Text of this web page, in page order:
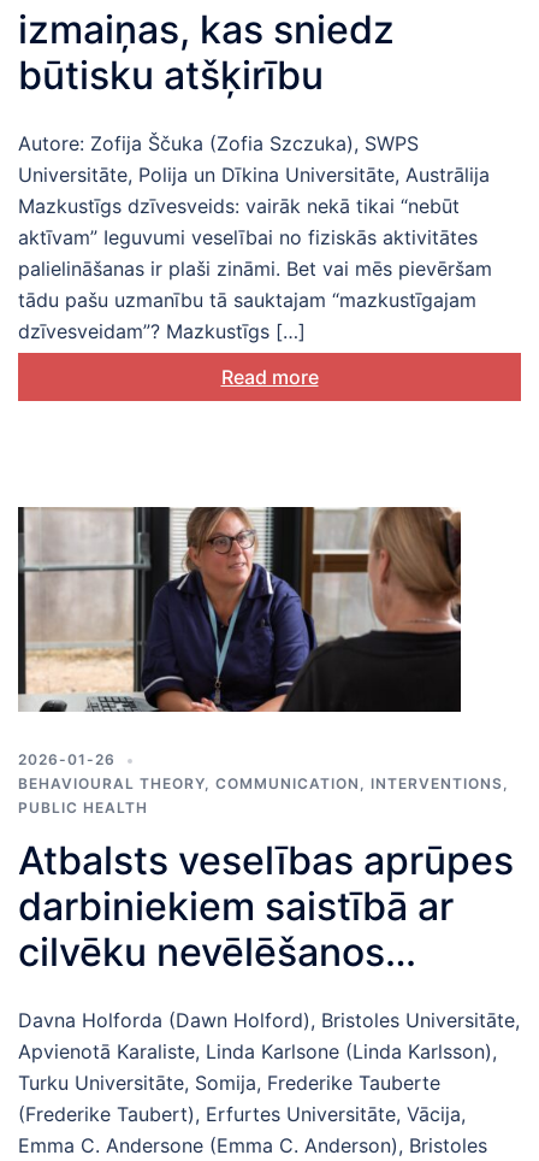
izmaiņas, kas sniedz
būtisku atšķirību
Autore: Zofija Ščuka (Zofia Szczuka), SWPS
Universitāte, Polija un Dīkina Universitāte, Austrālija
Mazkustīgs dzīvesveids: vairāk nekā tikai “nebūt
aktīvam” Ieguvumi veselībai no fiziskās aktivitātes
palielināšanas ir plaši zināmi. Bet vai mēs pievēršam
tādu pašu uzmanību tā sauktajam “mazkustīgajam
dzīvesveidam”? Mazkustīgs […]
Read more
2026-01-26
BEHAVIOURAL THEORY, COMMUNICATION , INTERVENTIONS,
PUBLIC HEALTH
Atbalsts veselības aprūpes
darbiniekiem saistībā ar
cilvēku nevēlēšanos
Davna Holforda (Dawn Holford), Bristoles Universitāte,
Apvienotā Karaliste, Linda Karlsone (Linda Karlsson),
Turku Universitāte, Somija, Frederike Tauberte
(Frederike Taubert), Erfurtes Universitāte, Vācija,
Emma C. Andersone (Emma C. Anderson), Bristoles